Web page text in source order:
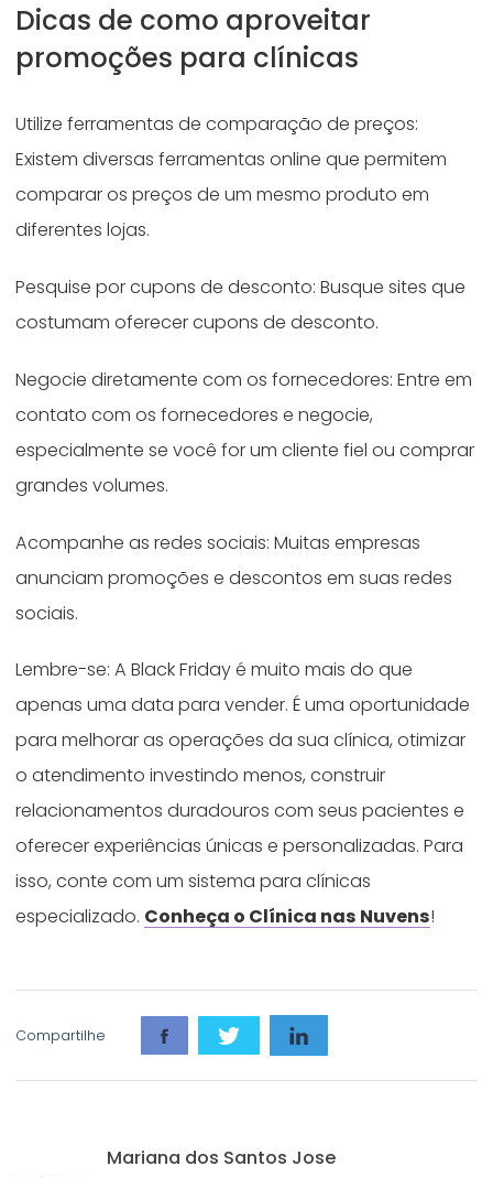
Dicas de como aproveitar
promoções para clínicas
Utilize ferramentas de comparação de preços:
Existem diversas ferramentas online que permitem
comparar os preços de um mesmo produto em
diferentes lojas.
Pesquise por cupons de desconto: Busque sites que
costumam oferecer cupons de desconto.
Negocie diretamente com os fornecedores: Entre em
contato com os fornecedores e negocie,
especialmente se você for um cliente fiel ou comprar
grandes volumes.
Acompanhe as redes sociais: Muitas empresas
anunciam promoções e descontos em suas redes
sociais.
Lembre-se: A Black Friday é muito mais do que
apenas uma data para vender. É uma oportunidade
para melhorar as operações da sua clínica, otimizar
o atendimento investindo menos, construir
relacionamentos duradouros com seus pacientes e
oferecer experiências únicas e personalizadas. Para
isso, conte com um sistema para clínicas
especializado. Conheça o Clínica nas Nuvens!
Compartilhe
Mariana dos Santos Jose